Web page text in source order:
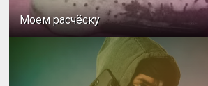
Моем расчёску